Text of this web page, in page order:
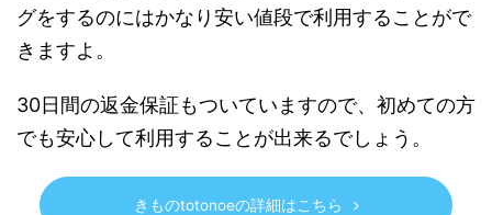
グをするのにはかなり安い値段で利用することがで
きますよ。
30日間の返金保証もついていますので、初めての方
でも安心して利用することが出来るでしょう。
きものtotonoeの詳細はこちら